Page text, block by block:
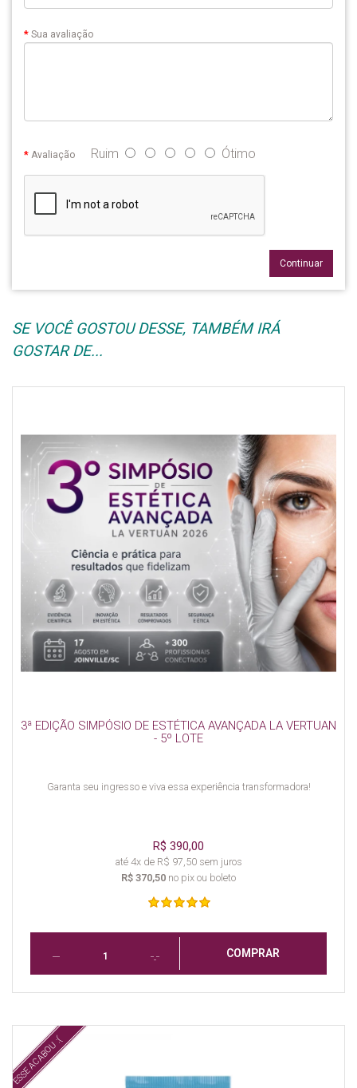
Sua avaliação
Avaliação Ruim Ótimo
Continuar
SE VOCÊ GOSTOU DESSE, TAMBÉM IRÁ
GOSTAR DE...
3ª EDIÇÃO SIMPÓSIO DE ESTÉTICA AVANÇADA LA VERTUAN
- 5º LOTE
Garanta seu ingresso e viva essa experiência transformadora!
R$ 390,00
até 4x de R$ 97,50 sem juros
R$ 370,50 no pix ou boleto
COMPRAR
ESSE ACABOU :(